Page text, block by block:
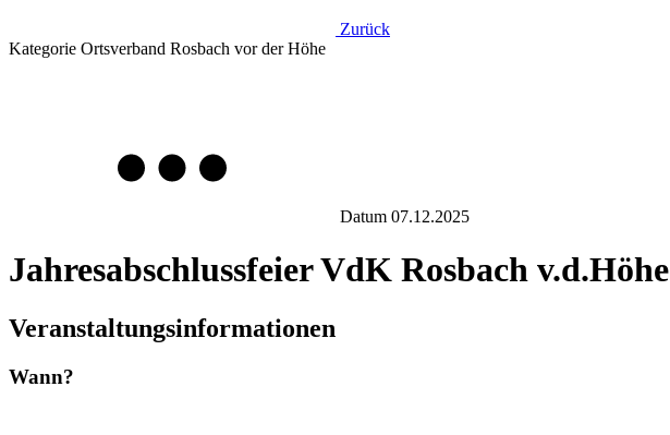
Zurück
Kategorie Ortsverband Rosbach vor der Höhe
Datum 07.12.2025
Jahresabschlussfeier VdK Rosbach v.d.Höhe
Veranstaltungsinformationen
Wann?